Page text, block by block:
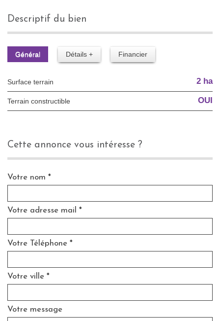
descriptif du bien
Général Détails + Financier
surface terrain 2 ha
Terrain constructible OUI
cette annonce vous intéresse ?
Votre nom *
Votre adresse mail *
Votre Téléphone *
Votre ville *
Votre message